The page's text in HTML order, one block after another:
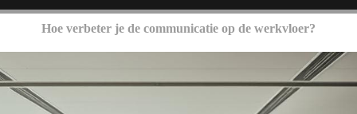
Hoe verbeter je de communicatie op de werkvloer?